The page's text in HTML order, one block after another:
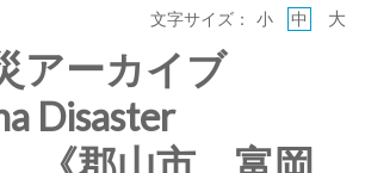
アーカイブ
Disaster
文字サイズ： 小 中 大